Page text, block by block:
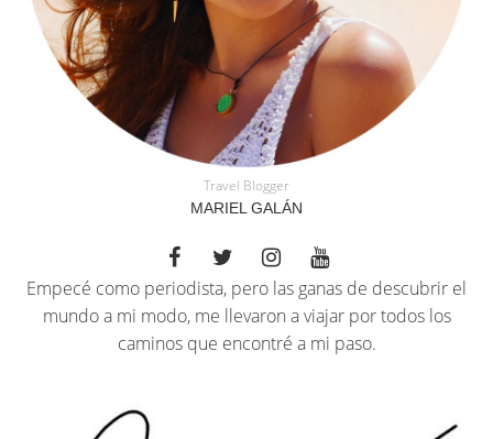
Travel Blogger
MARIEL GALÁN
Empecé como periodista, pero las ganas de descubrir el
mundo a mi modo, me llevaron a viajar por todos los
caminos que encontré a mi paso.